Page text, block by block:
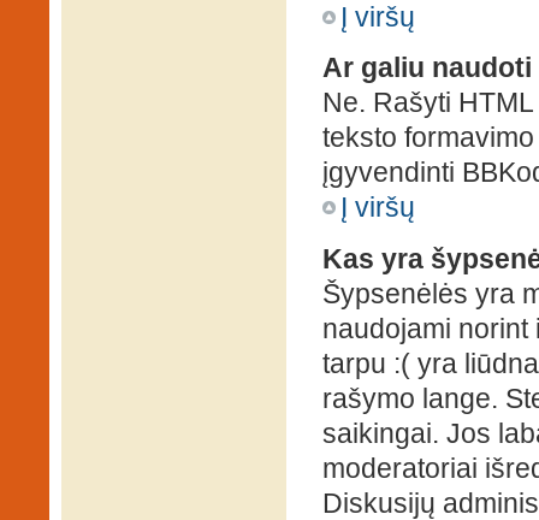
Į viršų
Ar galiu naudoti
Ne. Rašyti
teksto
įgyvendinti
Į viršų
Kas yra
Šypsenėlės yra
naudojami norint
tarpu :( yra
rašymo lange.
saikingai. Jos
moderatoriai
Diskusijų